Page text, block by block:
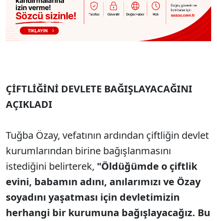
ÇİFTLİĞİNİ DEVLETE BAĞIŞLAYACAĞINI
AÇIKLADI
Tuğba Özay, vefatının ardından çiftliğin devlet
kurumlarından birine bağışlanmasını
istediğini belirterek, "Öldüğümde o çiftlik
evini, babamın adını, anılarımızı ve Özay
soyadını yaşatması için devletimizin
herhangi bir kurumuna bağışlayacağız. Bu